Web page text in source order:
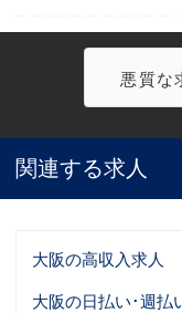
悪質な
関連する求人
大阪の高収入求人
大阪の日払い･週払